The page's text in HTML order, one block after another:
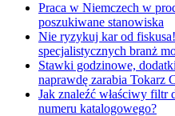
Praca w Niemczech w
poszukiwane stanowiska
Nie ryzykuj kar od
specjalistycznych branż
Stawki godzinowe,
naprawdę zarabia Tokarz
Jak znaleźć właściwy filtr
numeru katalogowego?